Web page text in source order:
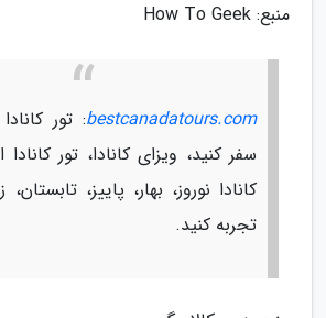
منبع: How To Geek
bestcanadatours.com: تور
سفر کنید، ویزای کانادا، تور
کانادا نوروز، بهار، پاییز،
تجربه کنید.